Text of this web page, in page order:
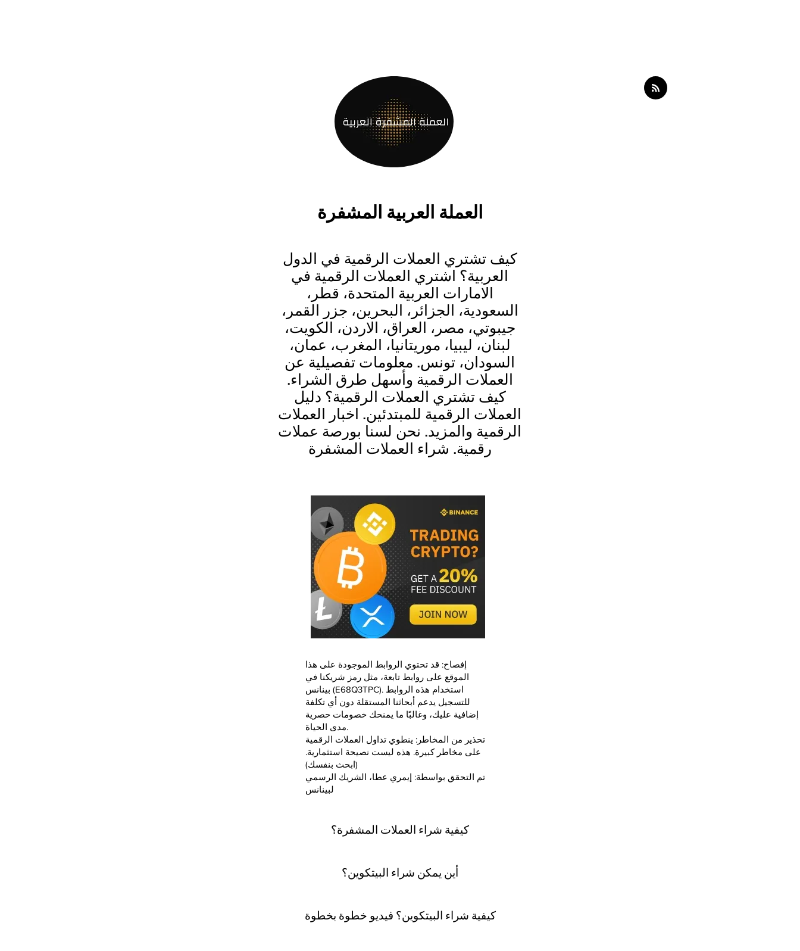
العملة العربية المشفرة
كيف تشتري العملات الرقمية في الدول
العربية؟ اشتري العملات الرقمية في
الامارات العربية المتحدة، قطر،
السعودية، الجزائر، البحرين، جزر القمر،
جيبوتي، مصر، العراق، الاردن، الكويت،
لبنان، ليبيا، موريتانيا، المغرب، عمان،
السودان، تونس. معلومات تفصيلية عن
العملات الرقمية وأسهل طرق الشراء.
كيف تشتري العملات الرقمية؟ دليل
العملات الرقمية للمبتدئين. اخبار العملات
الرقمية والمزيد. نحن لسنا بورصة عملات
رقمية. شراء العملات المشفرة
إفصاح: قد تحتوي الروابط الموجودة على هذا
الموقع على روابط تابعة، مثل رمز شريكنا في
بينانس (E68Q3TPC). استخدام هذه الروابط
للتسجيل يدعم أبحاثنا المستقلة دون أي تكلفة
إضافية عليك، وغالبًا ما يمنحك خصومات حصرية
مدى الحياة.
تحذير من المخاطر: ينطوي تداول العملات الرقمية
على مخاطر كبيرة. هذه ليست نصيحة استثمارية.
(ابحث بنفسك)
تم التحقق بواسطة: إيمري عطا، الشريك الرسمي
لبينانس
كيفية شراء العملات المشفرة؟
أين يمكن شراء البيتكوين؟
كيفية شراء البيتكوين؟ فيديو خطوة بخطوة